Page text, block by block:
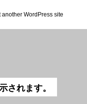
another WordPress site
されます。